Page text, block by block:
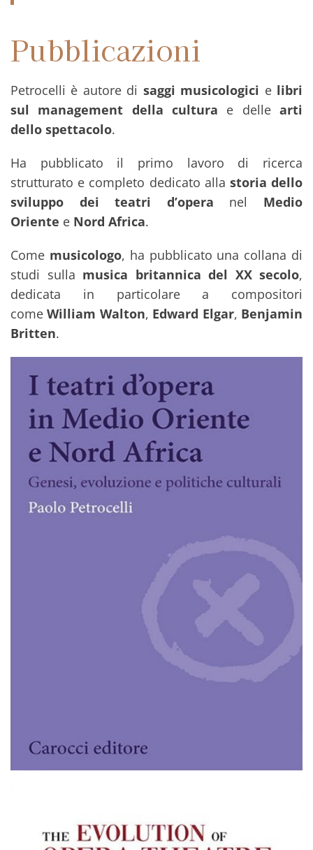
Pubblicazioni
Petrocelli è autore di saggi musicologici e libri
sul management della cultura e delle arti
dello spettacolo.
Ha pubblicato il primo lavoro di ricerca
strutturato e completo dedicato alla storia dello
sviluppo dei teatri d’opera nel Medio
Oriente e Nord Africa.
Come musicologo, ha pubblicato una collana di
studi sulla musica britannica del XX secolo,
dedicata in particolare a compositori
comeWilliam Walton, Edward Elgar, Benjamin
Britten.